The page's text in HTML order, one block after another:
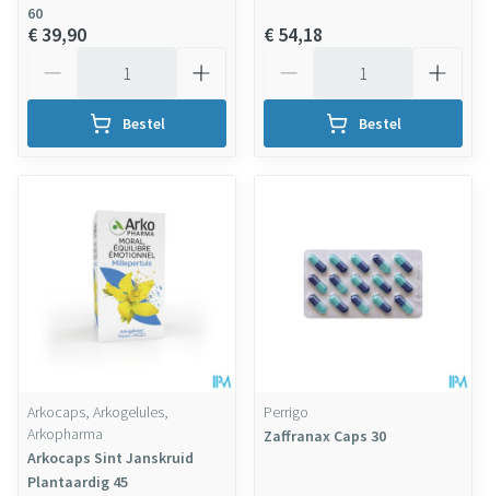
60
€ 39,90
Bestel
€ 54,18
Bestel
Arkocaps, Arkogelules,
Arkopharma
Arkocaps Sint Janskruid
Plantaardig 45
Perrigo
Zaffranax Caps 30